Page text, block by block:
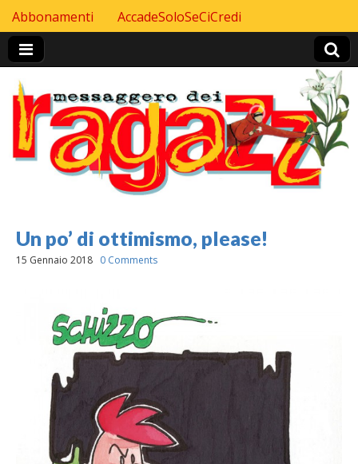
Header Top menu
Skip to content
Abbonamenti AccadeSoloSeCiCredi
Un po’ di ottimismo, please!
15 Gennaio 2018 0 Comments